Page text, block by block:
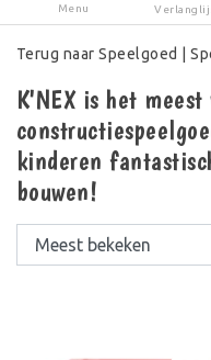
Menu
Terug naar Speelgoed |
K'NEX is het meest
kinderen
bouwen!